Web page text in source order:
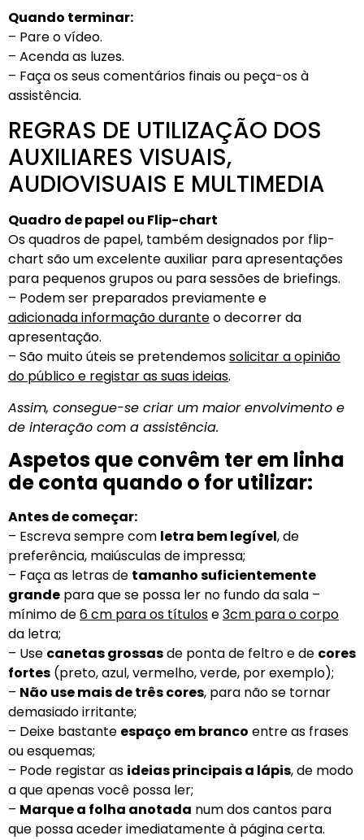
Quando terminar:
– Pare o vídeo.
– Acenda as luzes.
– Faça os seus comentários finais ou peça-os à
assistência.
REGRAS DE UTILIZAÇÃO DOS
AUXILIARES VISUAIS,
AUDIOVISUAIS E MULTIMEDIA
Quadro de papel ou Flip-chart
Os quadros de papel, também designados por flip-
chart são um excelente auxiliar para apresentações
para pequenos grupos ou para sessões de briefings.
– Podem ser preparados previamente e
adicionada informação duranteo decorrer da
apresentação.
– São muito úteis se pretendemossolicitar a opinião
do público e registar as suas ideias.
Assim, consegue-se criar um maior envolvimento e
de interação com a assistência.
Aspetos que convêm ter em linha
de conta quando o for utilizar:
Antes de começar:
– Escreva sempre com letra bem legível, de
preferência, maiúsculas de impressa;
– Faça as letras de tamanho suficientemente
grande para que se possa ler no fundo da sala –
mínimo de6 cm para os títulose3cm para o corpo
da letra;
– Use canetas grossasde ponta de feltro e de cores
fortes (preto, azul, vermelho, verde, por exemplo);
– Não use mais de três cores, para não se tornar
demasiado irritante;
– Deixe bastante espaço em branco entre as frases
ou esquemas;
– Pode registar as ideias principais a lápis, de modo
a que apenas você possa ler;
– Marque a folha anotada num dos cantos para
que possa aceder imediatamente à página certa.